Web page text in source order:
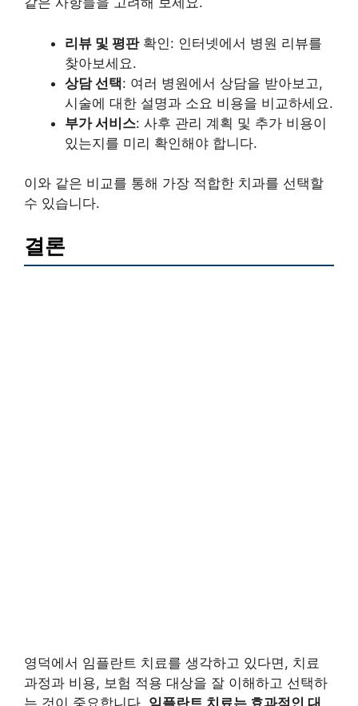
리뷰 및 평판확인: 인터넷에서 병원 리뷰를
찾아보세요.
상담 선택: 여러 병원에서 상담을 받아보고,
시술에 대한 설명과 소요 비용을 비교하세요.
부가 서비스: 사후 관리 계획 및 추가 비용이
있는지를 미리 확인해야 합니다.
이와 같은 비교를 통해 가장 적합한 치과를 선택할
수 있습니다.
결론
영덕에서 임플란트 치료를 생각하고 있다면, 치료
과정과 비용, 보험 적용 대상을 잘 이해하고 선택하
는 것이 중요합니다. 임플란트 치료는 효과적인 대